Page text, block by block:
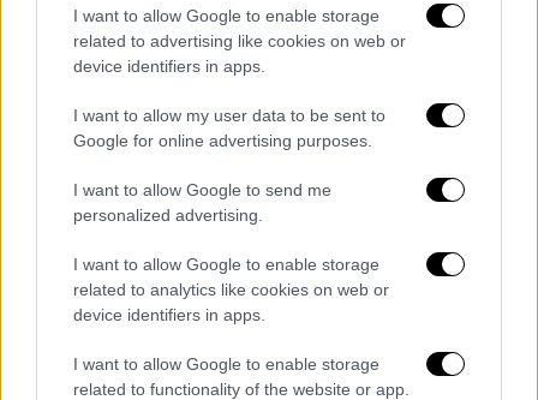
I want to allow Google to enable storage
related to advertising like cookies on web or
device identifiers in apps.
I want to allow my user data to be sent to
Google for online advertising purposes.
I want to allow Google to send me
personalized advertising.
I want to allow Google to enable storage
related to analytics like cookies on web or
device identifiers in apps.
I want to allow Google to enable storage
related to functionality of the website or app.
Τουρκίας
Ουσιαστικά η χώρα που επιτίθεται με drone
δημιουργεί οικονομική ασφυξία στον
αντιμετώπισης. Ο επιτιθέμενος εξαπολύει
επιθέσεις με χαμηλό κόστος, ενώ ο
αμυνόμενος καταβάλλει τεράστια ποσά για
να αμυνθεί.